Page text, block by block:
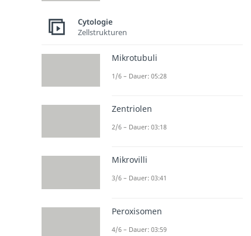
Cytologie
Zellstrukturen
Mikrotubuli
1/6 – Dauer: 05:28
Zentriolen
2/6 – Dauer: 03:18
Mikrovilli
3/6 – Dauer: 03:41
Peroxisomen
4/6 – Dauer: 03:59